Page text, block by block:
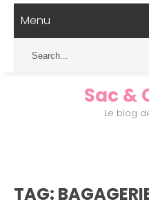
Menu
Sac &
Le blog
TAG: